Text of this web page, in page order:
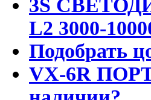
3S
L2 3000-
Подобрать
VX-6R